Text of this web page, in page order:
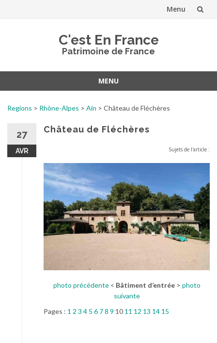
Menu
C'est En France
Patrimoine de France
MENU
Regions > Rhône-Alpes > Ain > Château de Fléchères
27
AVR
Château de Fléchères
Sujets de l'article :
photo précédente< Bâtiment d’entrée> photo
suivante
Pages : 1 2 3 4 5 6 78 9 10 11 12 13 14 15